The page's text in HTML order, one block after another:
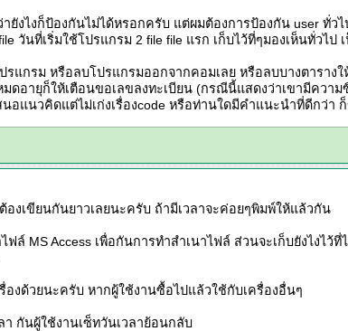
งไงก็ป้องกันไม่ได้หรอกครับ แต่ผมต้องการป้องกัน user ทั่
วันที่เริ่มใช้โปรแกรม 2 file file แรก เก็บไว้ที่ๆมองเห็นทั่วไ
แกรม หรือลบโปรแกรมออกจากคอมเลย หรือลบบางตาราง
ดอายุก็ให้เตือนขอเลขลงทะเบียน (กรณีนี้แสดงว่าเขามีคว
อแนวคิดแต่ไม่เก่งเรื่องcode หรือท่านใดมีคำแนะนำที่ดีกว่
งเขียนกันยาวเลยนะครับ ถ้ามีเวลาจะค่อยๆพิมพ์ให้แล้วกัน
ฟล์ MS Access เพื่อกันการทำสำเนาไฟล์ ส่วนจะเก็บยังไง
ด้วยนะครับ หากผู้ใช้งานซื้อไปแล้วใช้กับเครื่องอื่นๆ
า กันผู้ใช้งานเซ็ทวันเวลาย้อนกลับ